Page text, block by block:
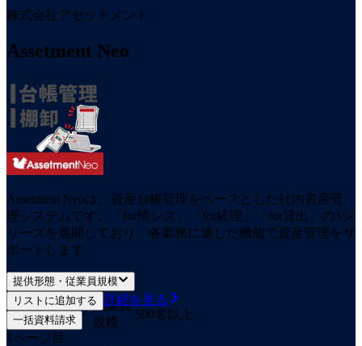
株式会社アセットメント
Assetment Neo
Assetment Neoは、資産台帳管理をベースとした社内資産管
理システムです。「for情シス」「for経理」「for貸出」の3シ
リーズを展開しており、各業務に適した機能で資産管理をサ
ポートします。
提供形態・従業員規模
提供
形態
クラウド
従業員
規模
500名以上
リストに追加する 詳細を見る
一括資料請求
1ページ目